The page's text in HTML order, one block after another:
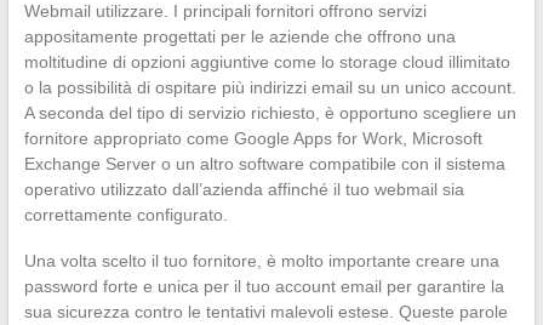
Webmail utilizzare. I principali fornitori offrono servizi
appositamente progettati per le aziende che offrono una
moltitudine di opzioni aggiuntive come lo storage cloud illimitato
o la possibilità di ospitare più indirizzi email su un unico account.
A seconda del tipo di servizio richiesto, è opportuno scegliere un
fornitore appropriato come Google Apps for Work, Microsoft
Exchange Server o un altro software compatibile con il sistema
operativo utilizzato dall’azienda affinché il tuo webmail sia
correttamente configurato.
Una volta scelto il tuo fornitore, è molto importante creare una
password forte e unica per il tuo account email per garantire la
sua sicurezza contro le tentativi malevoli estese. Queste parole